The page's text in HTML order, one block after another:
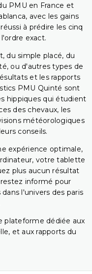
PMU en France et
avec les gains
à prédire les cinq
exact.
du simple placé, du
ou d'autres types de
et les rapports
PMU Quinté sont
hippiques qui étudient
des chevaux, les
météorologiques
conseils.
expérience optimale,
votre tablette
plus aucun résultat
informé pour
l'univers des paris
plateforme dédiée aux
et aux rapports du